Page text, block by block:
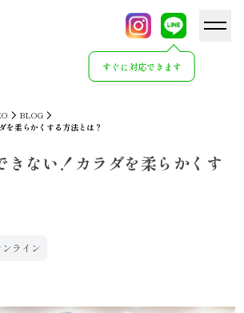
すぐに対応できます
BLOG
を柔らかくする方法とは？
きない！カラダを柔らかくす
ンライン